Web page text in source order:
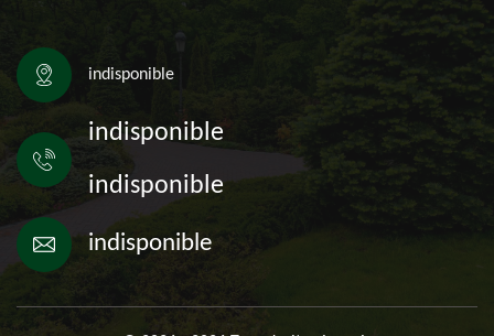
indisponible
indisponible
indisponible
indisponible